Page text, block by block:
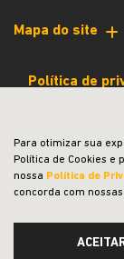
Mapa do site
Política de
Para otimizar sua
Política de Cookies e
nossa Política de
concorda com